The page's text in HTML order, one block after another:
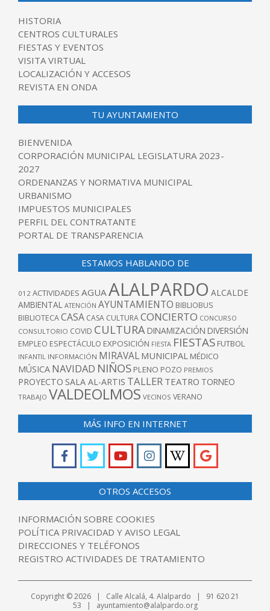
HISTORIA
CENTROS CULTURALES
FIESTAS Y EVENTOS
VISITA VIRTUAL
LOCALIZACIÓN Y ACCESOS
REVISTA EN ONDA
TU AYUNTAMIENTO
BIENVENIDA
CORPORACIÓN MUNICIPAL LEGISLATURA 2023-
2027
ORDENANZAS Y NORMATIVA MUNICIPAL
URBANISMO
IMPUESTOS MUNICIPALES
PERFIL DEL CONTRATANTE
PORTAL DE TRANSPARENCIA
ESTAMOS HABLANDO DE
012 ACTIVIDADES AGUA ALALPARDO ALCALDE
AMBIENTAL ATENCIÓN AYUNTAMIENTO BIBLIOBUS
BIBLIOTECACASA CASA CULTURACONCIERTO CONCURSO
CONSULTORIO COVID CULTURA DINAMIZACIÓN DIVERSIÓN
EMPLEO ESPECTÁCULO EXPOSICIÓN FIESTA FIESTAS FUTBOL
INFANTIL INFORMACIÓN MIRAVAL MUNICIPAL MÉDICO
MÚSICA NAVIDAD NIÑOS PLENO POZO PREMIOS
PROYECTO SALA AL-ARTIS TALLER TEATRO TORNEO
TRABAJO VALDEOLMOS VECINOS VERANO
MÁS INFO EN INTERNET
OTROS ACCESOS
INFORMACIÓN SOBRE COOKIES
POLÍTICA PRIVACIDAD Y AVISO LEGAL
DIRECCIONES Y TELÉFONOS
REGISTRO ACTIVIDADES DE TRATAMIENTO
Copyright © 2026 | Calle Alcalá, 4. Alalpardo | 91 620 21
53 | ayuntamiento@alalpardo.org